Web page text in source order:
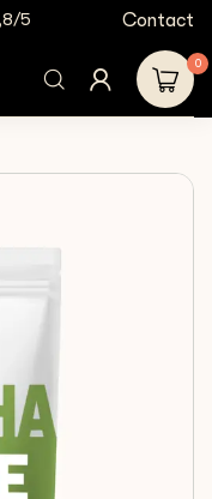
5 Gratis
Contact
0
Chai - Matcha | 250
grams